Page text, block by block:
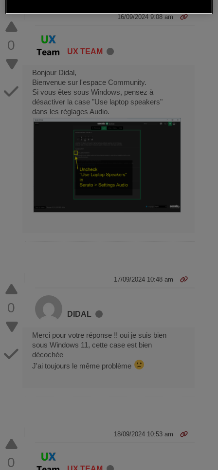
0
16/09/2024 9:08 am
UX TEAM
Bonjour Didal,
Bienvenue sur l'espace Community.
Si vous êtes sous Windows, pensez à
désactiver la case "Use laptop speakers"
dans les réglages Audio.
0
17/09/2024 10:48 am
DIDAL
Merci pour votre réponse !! oui je suis bien
sous Windows 11, cette case est bien
décochée
J'ai toujours le même problème
0
18/09/2024 10:53 am